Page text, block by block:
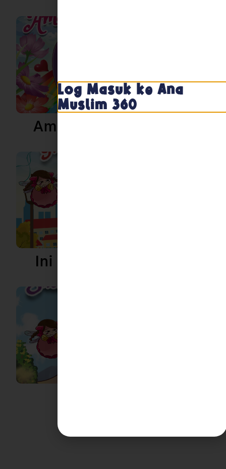
Amani Sayang Semua
Ini Cerita Amani, Tau!
Log Masuk ke Ana
Muslim 360